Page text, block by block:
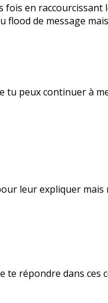
fois en
de message
tu peux continuer à
leur expliquer
te répondre dans ces